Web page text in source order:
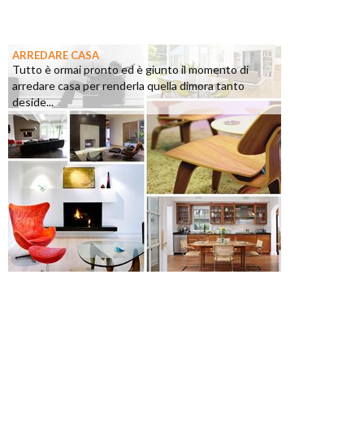
ARREDARE CASA
Tutto è ormai pronto ed è giunto il momento di
arredare casa per renderla quella dimora tanto
deside...